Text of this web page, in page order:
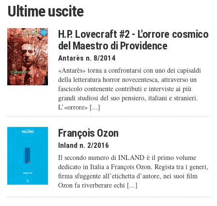
Ultime uscite
H.P. Lovecraft #2 - L'orrore cosmico
del Maestro di Providence
Antarès n. 8/2014
«Antarès» torna a confrontarsi con uno dei capisaldi
della letteratura horror novecentesca, attraverso un
fascicolo contenente contributi e interviste ai più
grandi studiosi del suo pensiero, italiani e stranieri.
L’«orrore» [...]
François Ozon
Inland n. 2/2016
Il secondo numero di INLAND è il primo volume
dedicato in Italia a François Ozon. Regista tra i generi,
firma sfuggente all’etichetta d’autore, nei suoi film
Ozon fa riverberare echi [...]